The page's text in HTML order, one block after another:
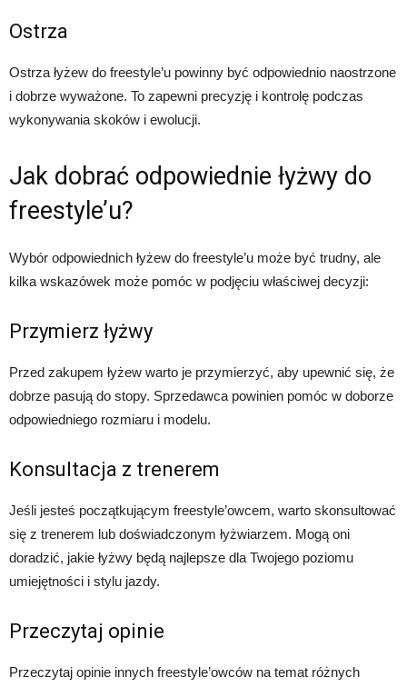
Ostrza
Ostrza łyżew do freestyle’u powinny być odpowiednio naostrzone
i dobrze wyważone. To zapewni precyzję i kontrolę podczas
wykonywania skoków i ewolucji.
Jak dobrać odpowiednie łyżwy do
freestyle’u?
Wybór odpowiednich łyżew do freestyle’u może być trudny, ale
kilka wskazówek może pomóc w podjęciu właściwej decyzji:
Przymierz łyżwy
Przed zakupem łyżew warto je przymierzyć, aby upewnić się, że
dobrze pasują do stopy. Sprzedawca powinien pomóc w doborze
odpowiedniego rozmiaru i modelu.
Konsultacja z trenerem
Jeśli jesteś początkującym freestyle’owcem, warto skonsultować
się z trenerem lub doświadczonym łyżwiarzem. Mogą oni
doradzić, jakie łyżwy będą najlepsze dla Twojego poziomu
umiejętności i stylu jazdy.
Przeczytaj opinie
Przeczytaj opinie innych freestyle’owców na temat różnych